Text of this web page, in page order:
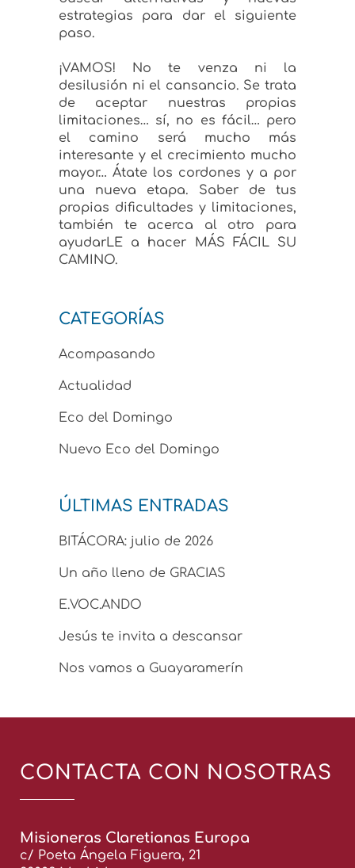
estrategias para dar el siguiente
paso.
¡VAMOS! No te venza ni la
desilusión ni el cansancio. Se trata
de aceptar nuestras propias
limitaciones… sí, no es fácil… pero
el camino será mucho más
interesante y el crecimiento mucho
mayor… Átate los cordones y a por
una nueva etapa. Saber de tus
propias dificultades y limitaciones,
también te acerca al otro para
ayudarLE a hacer MÁS FÁCIL SU
CAMINO.
CATEGORÍAS
Acompasando
Actualidad
Eco del Domingo
Nuevo Eco del Domingo
ÚLTIMAS ENTRADAS
BITÁCORA: julio de 2026
Un año lleno de GRACIAS
E.VOC.ANDO
Jesús te invita a descansar
Nos vamos a Guayaramerín
CONTACTA CON NOSOTRAS
Misioneras Claretianas Europa
c/ Poeta Ángela Figuera, 21